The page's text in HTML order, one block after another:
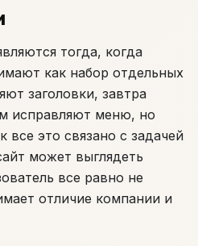
тогда, когда
как набор отдельных
заголовки, завтра
исправляют меню, но
все это связано с задачей
может выглядеть
все равно не
отличие компании и